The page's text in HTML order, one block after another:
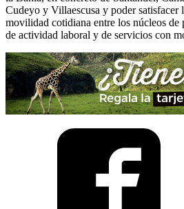
Cudeyo y Villaescusa y poder satisfacer
movilidad cotidiana entre los núcleos
de actividad laboral y de servicios con